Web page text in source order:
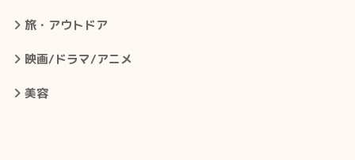
旅・アウトドア
映画/ドラマ/アニメ
美容